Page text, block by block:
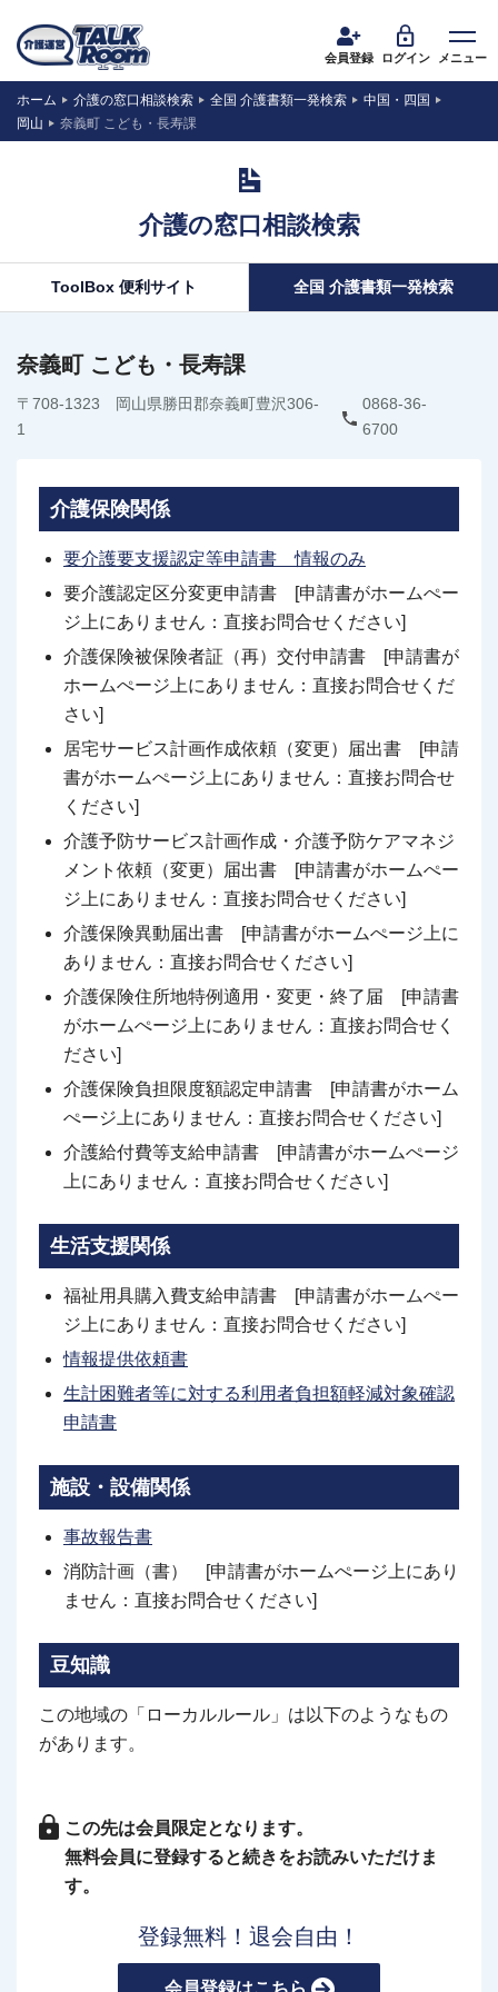
会員登録 ログイン メニュー
ホーム 介護の窓口相談検索 全国 介護書類一発検索
中国・四国
岡山
奈義町 こども・長寿課
介護の窓口相談検索
ToolBox 便利サイト 全国 介護書類一発検索
奈義町 こども・長寿課
〒708-1323 岡山県勝田郡奈義町豊沢306-
1
0868-36-
6700
介護保険関係
要介護要支援認定等申請書 情報のみ
要介護認定区分変更申請書 [申請書がホームぺー
ジ上にありません：直接お問合せください]
介護保険被保険者証（再）交付申請書 [申請書が
ホームぺージ上にありません：直接お問合せくだ
さい]
居宅サービス計画作成依頼（変更）届出書 [申請
書がホームぺージ上にありません：直接お問合せ
ください]
介護予防サービス計画作成・介護予防ケアマネジ
メント依頼（変更）届出書 [申請書がホームぺー
ジ上にありません：直接お問合せください]
介護保険異動届出書 [申請書がホームぺージ上に
ありません：直接お問合せください]
介護保険住所地特例適用・変更・終了届 [申請書
がホームぺージ上にありません：直接お問合せく
ださい]
介護保険負担限度額認定申請書 [申請書がホーム
ぺージ上にありません：直接お問合せください]
介護給付費等支給申請書 [申請書がホームぺージ
上にありません：直接お問合せください]
生活支援関係
福祉用具購入費支給申請書 [申請書がホームぺー
ジ上にありません：直接お問合せください]
情報提供依頼書
生計困難者等に対する利用者負担額軽減対象確認
申請書
施設・設備関係
事故報告書
消防計画（書） [申請書がホームぺージ上にあり
ません：直接お問合せください]
豆知識
この地域の「ローカルルール」は以下のようなもの
があります。
この先は会員限定となります。
無料会員に登録すると続きをお読みいただけま
す。
登録無料！退会自由！